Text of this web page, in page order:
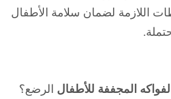
اللازمة لضمان سلامة الأطفال
المجففة للأطفال الرضع؟